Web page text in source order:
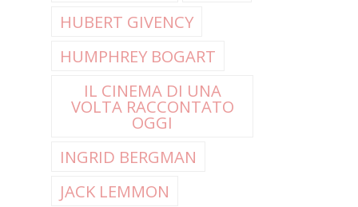
HUBERT GIVENCY
HUMPHREY BOGART
IL CINEMA DI UNA
VOLTA RACCONTATO
OGGI
INGRID BERGMAN
JACK LEMMON